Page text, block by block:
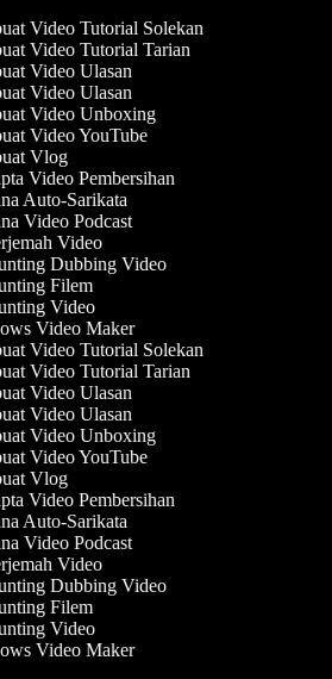
Video Tutorial Solekan
Video Tutorial Tarian
Video Ulasan
Video Ulasan
Video Unboxing
Video YouTube
Vlog
Video Pembersihan
Auto-Sarikata
Video Podcast
Video
Dubbing Video
Filem
Video
Video Maker
Video Tutorial Solekan
Video Tutorial Tarian
Video Ulasan
Video Ulasan
Video Unboxing
Video YouTube
Vlog
Video Pembersihan
Auto-Sarikata
Video Podcast
Video
Dubbing Video
Filem
Video
Video Maker